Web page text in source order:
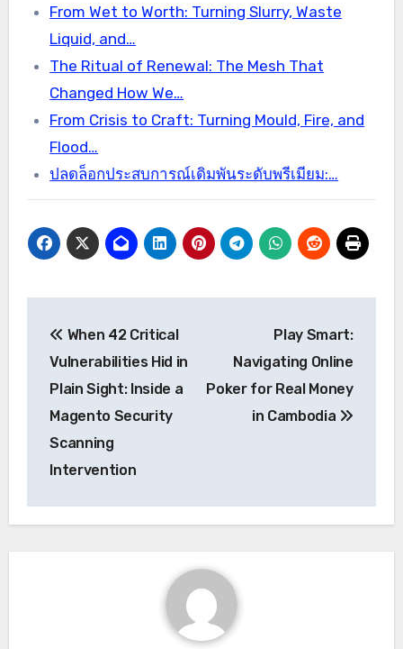
From Wet to Worth: Turning Slurry, Waste
Liquid, and…
The Ritual of Renewal: The Mesh That
Changed How We…
From Crisis to Craft: Turning Mould, Fire, and
Flood…
ปลดล็อกประสบการณ์เดิมพันระดับพรีเมียม:…
navigation
When 42 Critical
Vulnerabilities Hid in
Plain Sight: Inside a
Magento Security
Scanning
Intervention
Play Smart:
Navigating Online
Poker for Real Money
in Cambodia